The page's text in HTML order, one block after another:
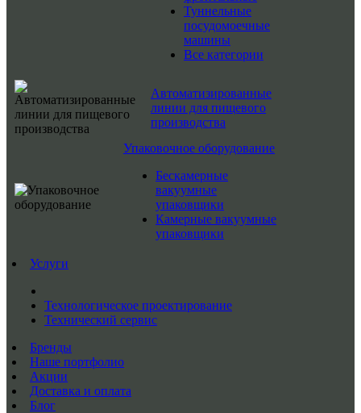
Туннельные
посудомоечные
машины
Все категории
Автоматизированные
линии для пищевого
производства
Упаковочное оборудование
Бескамерные
вакуумные
упаковщики
Камерные вакуумные
упаковщики
Услуги
Технологическое проектирование
Технический сервис
Бренды
Наше портфолио
Акции
Доставка и оплата
Блог